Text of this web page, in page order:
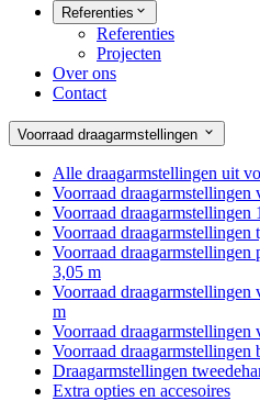
Referenties
Referenties
Projecten
Over ons
Contact
Voorraad draagarmstellingen
Alle draagarmstellingen uit
Voorraad draagarmstellingen
Voorraad
Voorraad
Voorraad
3,05 m
Voorraad
m
Voorraad draagarmstellingen
Voorraad draagarmstellingen
Draagarmstellingen
Extra opties en accesoires